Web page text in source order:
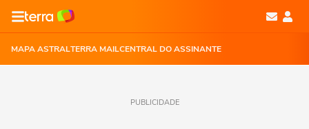
MAPA ASTRALTERRA MAILCENTRAL DO ASSINANTE
PUBLICIDADE